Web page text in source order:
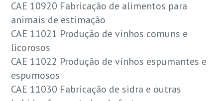
CAE 10920 Fabricação de alimentos para
animais de estimação
CAE 11021 Produção de vinhos comuns e
licorosos
CAE 11022 Produção de vinhos espumantes e
espumosos
CAE 11030 Fabricação de sidra e outras